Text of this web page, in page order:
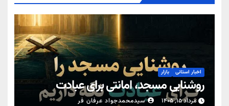
اخبار استانی بازار
روشنایی مسجد، امانتی برای عبادت
مرداد ۱۵, ۱۴۰۵ سیدمحمدجواد عرفان فر